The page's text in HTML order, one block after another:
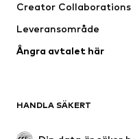
Underkläder
Kappor
Badkläder
Upcycling
Creator Collaborations
Leveransområde
Ångra avtalet här
HANDLA SÄKERT